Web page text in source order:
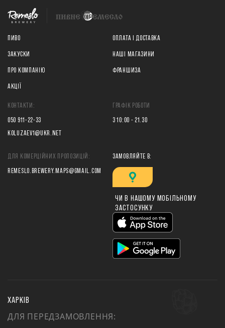
ГРАФІК РОБОТИ
З 10:00 - 21.30
КОНТАКТИ:
050 911-22-33
KOLUZAEV1@UKR.NET
ДЛЯ КОМЕРЦІЙНИХ ПРОПОЗИЦІЙ:
REMESLO.BREWERY.MAPS@GMAIL.COM
ЗАМОВЛЯЙТЕ В:
ЧИ В НАШОМУ МОБІЛЬНОМУ
ЗАСТОСУНКУ
ПИВО
ЗАКУСКИ
ПРО КОМПАНІЮ
АКЦІЇ
ОПЛАТА І ДОСТАВКА
НАШІ МАГАЗИНИ
ФРАНШИЗА
ХАРКІВ
ДЛЯ ПЕРЕДЗАМОВЛЕННЯ: